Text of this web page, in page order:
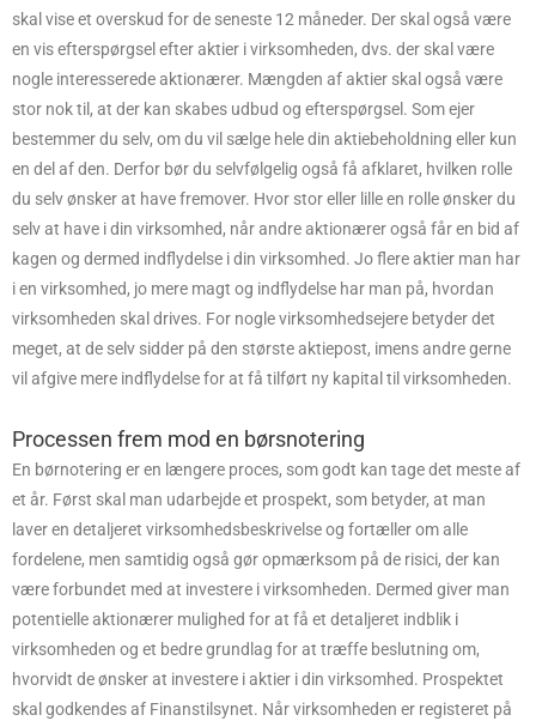
skal vise et overskud for de seneste 12 måneder. Der skal også være
en vis efterspørgsel efter aktier i virksomheden, dvs. der skal være
nogle interesserede aktionærer. Mængden af aktier skal også være
stor nok til, at der kan skabes udbud og efterspørgsel. Som ejer
bestemmer du selv, om du vil sælge hele din aktiebeholdning eller kun
en del af den. Derfor bør du selvfølgelig også få afklaret, hvilken rolle
du selv ønsker at have fremover. Hvor stor eller lille en rolle ønsker du
selv at have i din virksomhed, når andre aktionærer også får en bid af
kagen og dermed indflydelse i din virksomhed. Jo flere aktier man har
i en virksomhed, jo mere magt og indflydelse har man på, hvordan
virksomheden skal drives. For nogle virksomhedsejere betyder det
meget, at de selv sidder på den største aktiepost, imens andre gerne
vil afgive mere indflydelse for at få tilført ny kapital til virksomheden.
Processen frem mod en børsnotering
En børnotering er en længere proces, som godt kan tage det meste af
et år. Først skal man udarbejde et prospekt, som betyder, at man
laver en detaljeret virksomhedsbeskrivelse og fortæller om alle
fordelene, men samtidig også gør opmærksom på de risici, der kan
være forbundet med at investere i virksomheden. Dermed giver man
potentielle aktionærer mulighed for at få et detaljeret indblik i
virksomheden og et bedre grundlag for at træffe beslutning om,
hvorvidt de ønsker at investere i aktier i din virksomhed. Prospektet
skal godkendes af Finanstilsynet. Når virksomheden er registeret på